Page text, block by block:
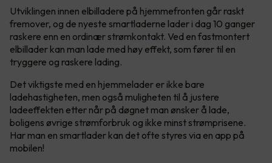
Utviklingen innen elbilladere på hjemmefronten går raskt
fremover, og de nyeste smartladerne lader i dag 10 ganger
raskere enn en ordinær strømkontakt. Ved en fastmontert
elbillader kan man lade med høy effekt, som fører til en
tryggere og raskere lading.
Det viktigste med en hjemmelader er ikke bare
ladehastigheten, men også muligheten til å justere
ladeeffekten etter når på døgnet man ønsker å lade,
boligens øvrige strømforbruk og ikke minst strømprisene.
Har man en smartlader kan det ofte styres via en app på
mobilen!